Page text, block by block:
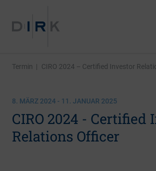
Termin | CIRO 2024 – Certified Investor
8. MÄRZ 2024 - 11. JANUAR 2025
CIRO 2024 - Certified
Relations Officer